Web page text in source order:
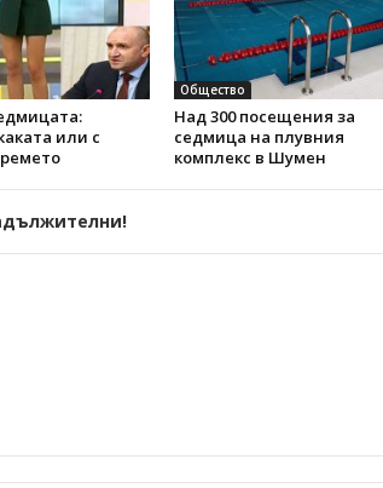
или с
Общество
Над 300 посещения за
седмица на плувния
комплекс в Шумен